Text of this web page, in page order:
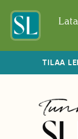
TILAA